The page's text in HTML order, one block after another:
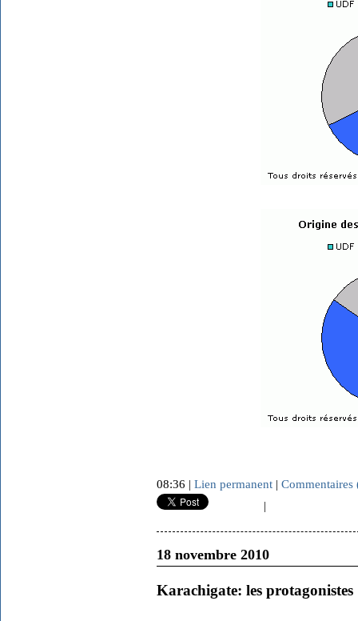
08:36 | Lien permanent | Commentaires
|
18 novembre 2010
Karachigate: les protagonistes